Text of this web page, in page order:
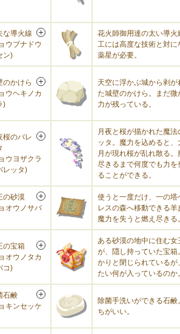
な導火線
ウブナドウ
ン)
花火師御用達の太い導火
工には高度な技術と対に
薬星が必要。
のかけら
ウヘキノカ
)
天空に浮かぶ城から剥が
た城壁のかけら。まだ微
力が残っている。
桜のバレ
ウヨザクラ
レッタ)
月夜と桜が描かれた魔法
ッタ。魔力を込めると、
月が現れ桜が乱れ散る。
尽きるまで何度でも力を
ることができる。
の砂漠
オウノサバ
使うと一度だけ、一の塔
レスの森へ移動できる羊
魔力を失うと燃え尽きる
の宝箱
オウノタカ
コ)
ある砂漠の地中に住む女
が、隠し持っていた宝箱
かりと閉じられているが
たい何が入っているのか
石鹸
キンセッケ
除菌手洗いができる石鹸
ちがいい。